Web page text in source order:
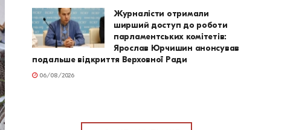
Журналісти отримали
ширший доступ до роботи
парламентських комітетів:
Ярослав Юрчишин анонсував
подальше відкриття Верховної Ради
06/08/2026